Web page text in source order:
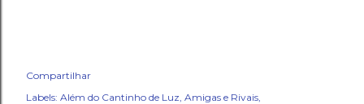
Compartilhar
Labels: Além do Cantinho de Luz Amigas e Rivais